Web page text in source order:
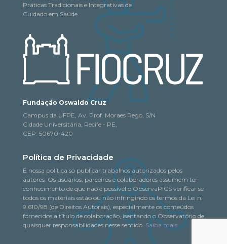
Práticas Tradicionais e Integrativas de
Cuidado em Saúde
Fundação Oswaldo Cruz
Campus da UFPE, Av. Prof. Moraes Rego, S/N
Cidade Universitária, Recife - PE,
CEP: 50670-420
Política de Privacidade
É nossa política só publicar trabalhos autorizados pelos
autores. Os usuários, parceiros e colaboradores assumem ter
conhecimento de que não é possível o ObservaPICS verificar se
todos os materiais estão ou não infringindo os termos da Lei n.
9.610/98 (de Direitos Autorais), especialmente os conteúdos
fornecidos a título de colaboração, isentando o Observatório de
quaisquer responsabilidades nesse sentido. Saiba mais